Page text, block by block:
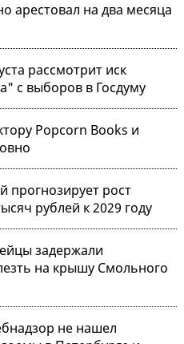
арестовал на два месяца
рассмотрит иск
с выборов в Госдуму
Popcorn Books и
прогнозирует рост
рублей к 2029 году
задержали
на крышу Смольного
не нашел